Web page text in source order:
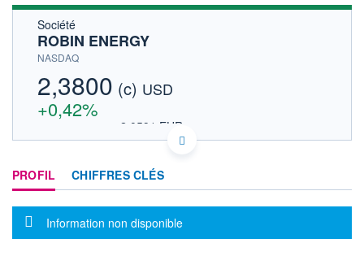
Société
ROBIN ENERGY
NASDAQ
2,3800 (c) USD
+0,42%
2,0591 EUR
INDICE DE RÉFÉRENCE NASDAQ COMPOSITE
DONNÉES TEMPS DIFFÉRÉ
Politique d'exécution
PROFIL CHIFFRES CLÉS
Message d'information
Information non disponible